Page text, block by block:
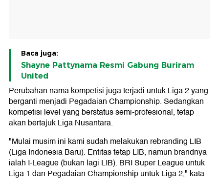
Baca juga:
Shayne Pattynama Resmi Gabung Buriram
United
Perubahan nama kompetisi juga terjadi untuk Liga 2 yang
berganti menjadi Pegadaian Championship. Sedangkan
kompetisi level yang berstatus semi-profesional, tetap
akan bertajuk Liga Nusantara.
"Mulai musim ini kami sudah melakukan rebranding LIB
(Liga Indonesia Baru). Entitas tetap LIB, namun brandnya
ialah I-League (bukan lagi LIB). BRI Super League untuk
Liga 1 dan Pegadaian Championship untuk Liga 2," kata